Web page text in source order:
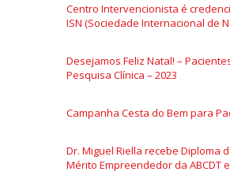
Centro Intervencionista é
ISN (Sociedade Internacional de
Desejamos Feliz Natal! –
Pesquisa Clínica – 2023
Campanha Cesta do Bem para
Dr. Miguel Riella recebe Diploma
Mérito Empreendedor da ABCDT e